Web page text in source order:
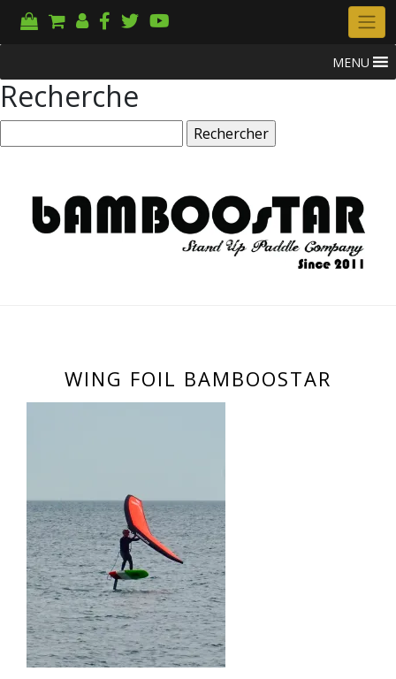
MENU
Recherche
WING FOIL BAMBOOSTAR